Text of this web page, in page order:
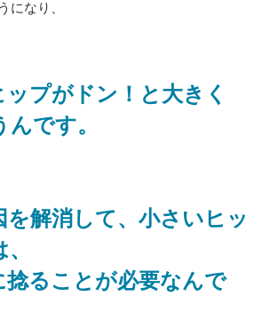
になり、
プがドン！と大きく
です。
を解消して、小さいヒッ
捻ることが必要なんで